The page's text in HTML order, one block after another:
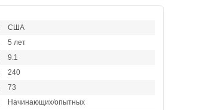
США
5 лет
9.1
240
73
Начинающих/опытных